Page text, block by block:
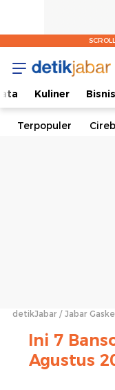
Kuliner Bisnis
Terpopuler
detikJabar Jabar
Ini 7
Agustus